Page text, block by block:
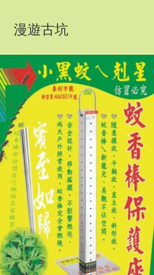
漫遊古坑